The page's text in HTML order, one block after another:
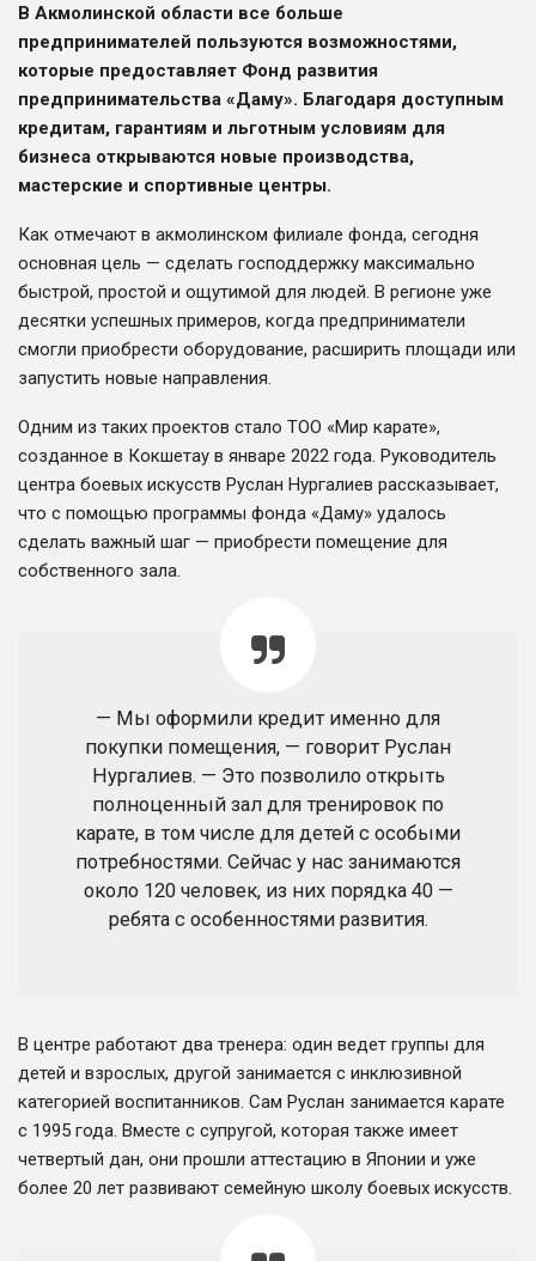
В Акмолинской области все больше
предпринимателей пользуются возможностями,
которые предоставляет Фонд развития
предпринимательства «Даму». Благодаря доступным
кредитам, гарантиям и льготным условиям для
бизнеса открываются новые производства,
мастерские и спортивные центры.
Как отмечают в акмолинском филиале фонда, сегодня
основная цель — сделать господдержку максимально
быстрой, простой и ощутимой для людей. В регионе уже
десятки успешных примеров, когда предприниматели
смогли приобрести оборудование, расширить площади или
запустить новые направления.
Одним из таких проектов стало ТОО «Мир карате»,
созданное в Кокшетау в январе 2022 года. Руководитель
центра боевых искусств Руслан Нургалиев рассказывает,
что с помощью программы фонда «Даму» удалось
сделать важный шаг — приобрести помещение для
собственного зала.
— Мы оформили кредит именно для
покупки помещения, — говорит Руслан
Нургалиев. — Это позволило открыть
полноценный зал для тренировок по
карате, в том числе для детей с особыми
потребностями. Сейчас у нас занимаются
около 120 человек, из них порядка 40 —
ребята с особенностями развития.
В центре работают два тренера: один ведет группы для
детей и взрослых, другой занимается с инклюзивной
категорией воспитанников. Сам Руслан занимается карате
с 1995 года. Вместе с супругой, которая также имеет
четвертый дан, они прошли аттестацию в Японии и уже
более 20 лет развивают семейную школу боевых искусств.